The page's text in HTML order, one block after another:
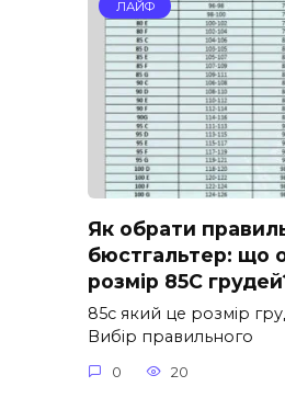
ЛАЙФ
Як обрати
бюстгальтер: що
розмір 85С
85с який це розмір
Вибір правильного
0 20